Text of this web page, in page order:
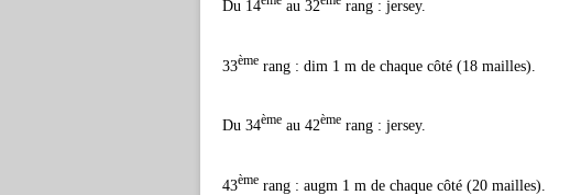
Du 14 au 32 rang : jersey.
33ème rang : dim 1 m de chaque côté (18 mailles).
Du 34ème au 42ème rang : jersey.
43ème rang : augm 1 m de chaque côté (20 mailles).